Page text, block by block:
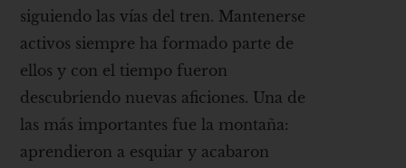
siguiendo las vías del tren. Mantenerse
activos siempre ha formado parte de
ellos y con el tiempo fueron
descubriendo nuevas aficiones. Una de
las más importantes fue la montaña:
aprendieron a esquiar y acabaron